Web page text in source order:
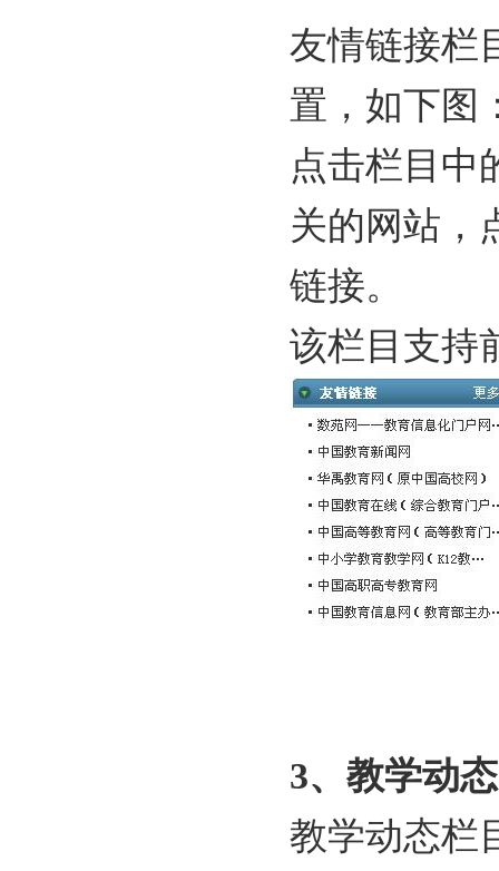
友情链接栏
置，如下图
点击栏目中
关的网站，
链接。
该栏目支持
3、教学动态
教学动态栏